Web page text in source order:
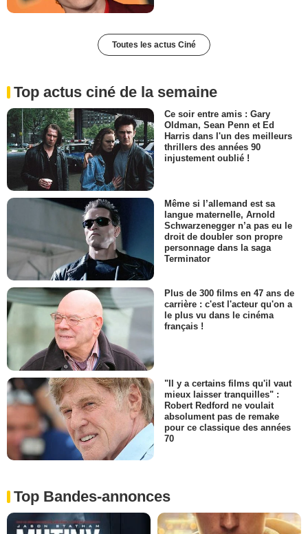
Toutes les actus Ciné
Top actus ciné de la semaine
Ce soir entre amis : Gary
Oldman, Sean Penn et Ed
Harris dans l'un des meilleurs
thrillers des années 90
injustement oublié !
Même si l’allemand est sa
langue maternelle, Arnold
Schwarzenegger n’a pas eu le
droit de doubler son propre
personnage dans la saga
Terminator
Plus de 300 films en 47 ans de
carrière : c'est l'acteur qu'on a
le plus vu dans le cinéma
français !
"Il y a certains films qu'il vaut
mieux laisser tranquilles" :
Robert Redford ne voulait
absolument pas de remake
pour ce classique des années
70
Top Bandes-annonces